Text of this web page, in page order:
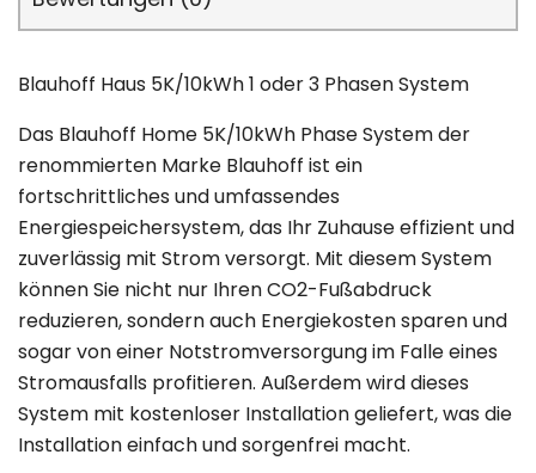
Blauhoff Haus 5K/10kWh 1 oder 3 Phasen System
Das Blauhoff Home 5K/10kWh Phase System der
renommierten Marke Blauhoff ist ein
fortschrittliches und umfassendes
Energiespeichersystem, das Ihr Zuhause effizient und
zuverlässig mit Strom versorgt. Mit diesem System
können Sie nicht nur Ihren CO2-Fußabdruck
reduzieren, sondern auch Energiekosten sparen und
sogar von einer Notstromversorgung im Falle eines
Stromausfalls profitieren. Außerdem wird dieses
System mit kostenloser Installation geliefert, was die
Installation einfach und sorgenfrei macht.